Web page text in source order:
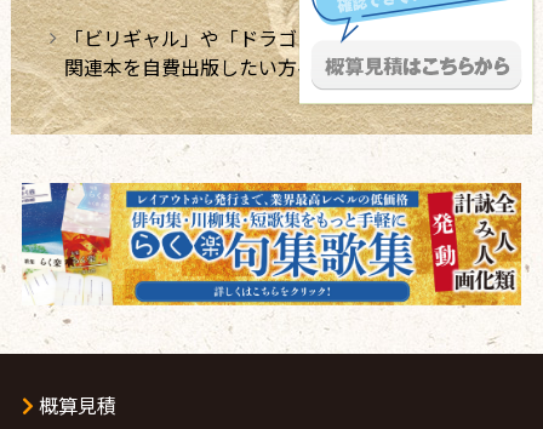
「ビリギャル」や「ドラゴン桜」のような学習法
関連本を自費出版したい方へ
概算見積